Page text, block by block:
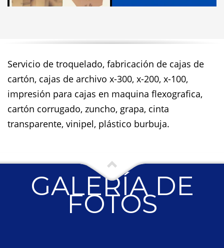
Servicio de troquelado, fabricación de cajas de
cartón, cajas de archivo x-300, x-200, x-100,
impresión para cajas en maquina flexografica,
cartón corrugado, zuncho, grapa, cinta
transparente, vinipel, plástico burbuja.
GALERÍA DE
FOTOS